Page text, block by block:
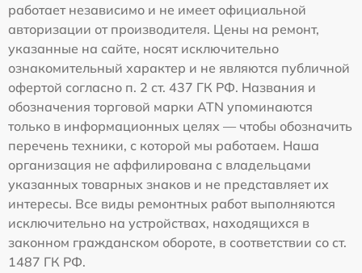
работает независимо и не имеет официальной
авторизации от производителя. Цены на ремонт,
указанные на сайте, носят исключительно
ознакомительный характер и не являются публичной
офертой согласно п. 2 ст. 437 ГК РФ. Названия и
обозначения торговой марки ATN упоминаются
только в информационных целях — чтобы обозначить
перечень техники, с которой мы работаем. Наша
организация не аффилирована с владельцами
указанных товарных знаков и не представляет их
интересы. Все виды ремонтных работ выполняются
исключительно на устройствах, находящихся в
законном гражданском обороте, в соответствии со ст.
1487 ГК РФ.